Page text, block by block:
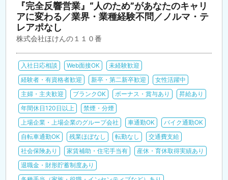
『完全反響営業』“人のため”があなたのキャリ
アに変わる／業界・業種経験不問／ノルマ・テ
レアポなし
株式会社ほけんの１１０番
入社日応相談 Web面接OK
未経験歓迎
経験者・有資格者歓迎
新卒・第二新卒歓迎
女性活躍中
主婦・主夫歓迎
ブランクOK ボーナス・賞与あり
昇給あり
年間休日120日以上
禁煙・分煙
上場企業・上場企業のグループ会社
車通勤OK
バイク通勤OK
自転車通勤OK
残業ほぼなし 転勤なし
交通費支給
社会保険あり
家賃補助・住宅手当有
産休・育休取得実績あり
退職金・財形貯蓄制度あり